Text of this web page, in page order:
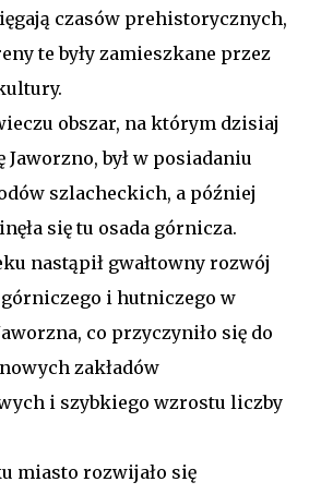
czasów prehistorycznych,
te były zamieszkane przez
obszar, na którym dzisiaj
Jaworzno, był w posiadaniu
szlacheckich, a później
się tu osada górnicza.
nastąpił gwałtowny rozwój
górniczego i hutniczego w
co przyczyniło się do
zakładów
i szybkiego wzrostu liczby
miasto rozwijało się